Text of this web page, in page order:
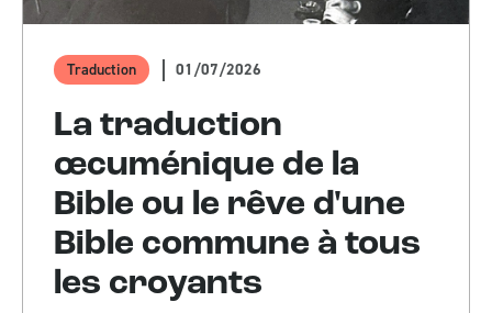
Traduction 01/07/2026
La traduction
œcuménique de la
Bible ou le rêve d'une
Bible commune à tous
les croyants